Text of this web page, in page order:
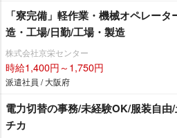
「寮完備」軽作業・機械オペレー
造・工場/日勤/工場・製造
株式会社京栄センター
時給1,400円～1,750円
派遣社員 / 大阪府
電力切替の事務/未経験OK/服装自
チカ